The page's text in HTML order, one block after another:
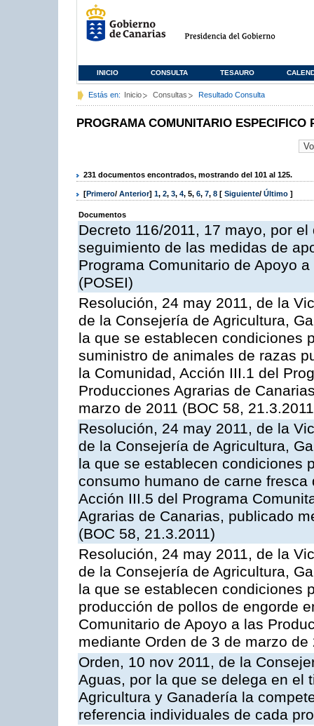
INICIO CONSULTA TESAURO
Estás en: Inicio Consultas Resultado Consulta
PROGRAMA COMUNITARIO ESPECIFICO
231 documentos encontrados, mostrando del 101 al 125.
[Primero/ Anterior] 1, 2, 3, 4, 5, 6, 7, 8 [ Siguiente/ Último ]
Documentos
Decreto 116/2011, 17 mayo, por
seguimiento de las medidas de
Programa Comunitario de Apoyo
(POSEI)
Resolución, 24 may 2011, de la
de la Consejería de Agricultura,
la que se establecen condiciones
suministro de animales de razas
la Comunidad, Acción III.1 del
Producciones Agrarias de
marzo de 2011 (BOC 58,
Resolución, 24 may 2011, de la
de la Consejería de Agricultura,
la que se establecen condiciones
consumo humano de carne
Acción III.5 del Programa
Agrarias de Canarias, publicado
(BOC 58, 21.3.2011)
Resolución, 24 may 2011, de la
de la Consejería de Agricultura,
la que se establecen condiciones
producción de pollos de engorde
Comunitario de Apoyo a las
mediante Orden de 3 de marzo de
Orden, 10 nov 2011, de la
Aguas, por la que se delega en el
Agricultura y Ganadería la
referencia individuales de cada